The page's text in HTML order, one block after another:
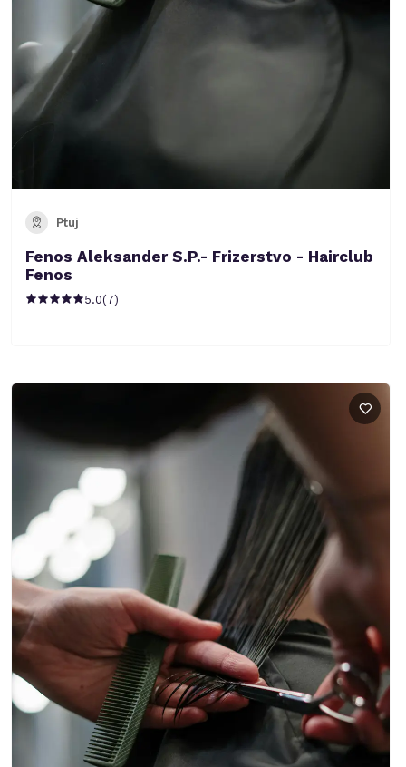
Ptuj
Fenos Aleksander S.P.- Frizerstvo - Hairclub
Fenos
5.0(7)